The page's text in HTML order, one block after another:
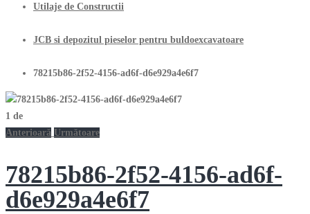
Utilaje de Constructii
JCB si depozitul pieselor pentru buldoexcavatoare
78215b86-2f52-4156-ad6f-d6e929a4e6f7
1 de
Anterioară Următoare
78215b86-2f52-4156-ad6f-
d6e929a4e6f7